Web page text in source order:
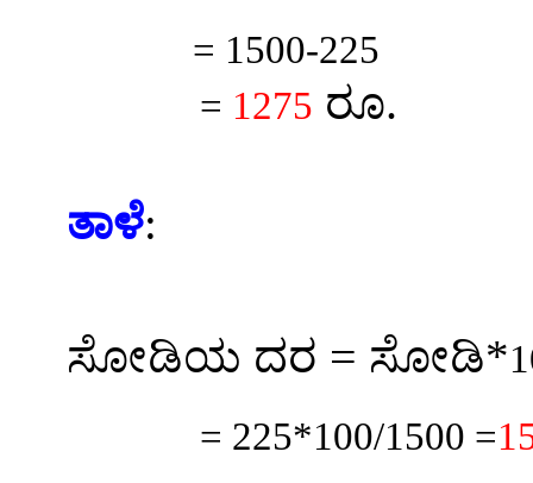
= 1500-225
= 1275 ರೂ.
ತಾಳೆ:
ಸೋಡಿಯ ದರ = ಸೋಡಿ*
= 225*100/1500 =